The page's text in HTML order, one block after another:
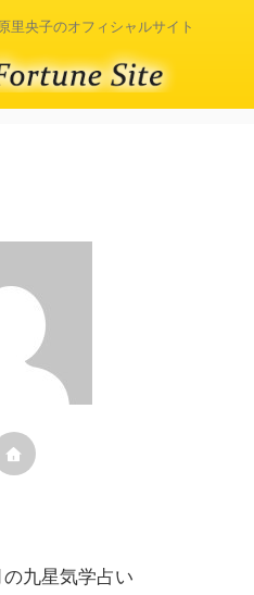
里央子のオフィシャルサイト
九星気学占い